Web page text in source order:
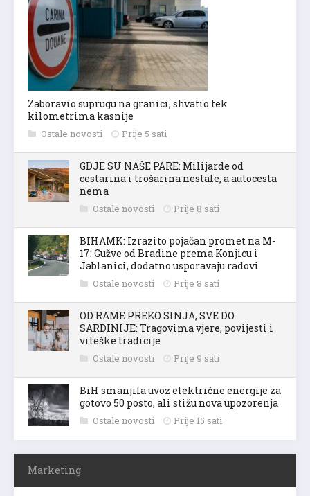
Zaboravio suprugu na granici, shvatio tek
kilometrima kasnije
Ostale novosti Prije 5 sati
GDJE SU NAŠE PARE: Milijarde od
cestarina i trošarina nestale, a autocesta
nema
Ostale novosti Prije 8 sati
BIHAMK: Izrazito pojačan promet na M-
17: Gužve od Bradine prema Konjicu i
Jablanici, dodatno usporavaju radovi
Ostale novosti Prije 8 sati
OD RAME PREKO SINJA, SVE DO
SARDINIJE: Tragovima vjere, povijesti i
viteške tradicije
Ostale novosti Prije 9 sati
BiH smanjila uvoz električne energije za
gotovo 50 posto, ali stižu nova upozorenja
Ostale novosti Prije 15 sati
Marketing